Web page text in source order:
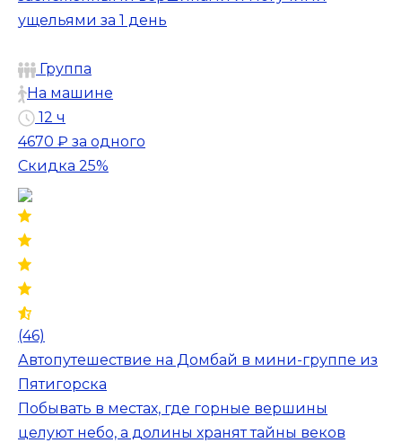
ущельями за 1 день
Группа
На машине
12 ч
4670 ₽ за одного
Скидка 25%
(46)
Автопутешествие на Домбай в мини-группе из
Пятигорска
Побывать в местах, где горные вершины
целуют небо, а долины хранят тайны веков